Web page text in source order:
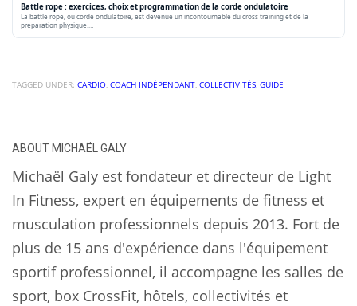
Battle rope : exercices, choix et programmation de la corde ondulatoire
La battle rope, ou corde ondulatoire, est devenue un incontournable du cross training et de la
preparation physique.…
TAGGED UNDER: CARDIO COACH INDÉPENDANT COLLECTIVITÉS GUIDE
ABOUTMICHAËL GALY
Michaël Galy est fondateur et directeur de Light
In Fitness, expert en équipements de fitness et
musculation professionnels depuis 2013. Fort de
plus de 15 ans d'expérience dans l'équipement
sportif professionnel, il accompagne les salles de
sport, box CrossFit, hôtels, collectivités et